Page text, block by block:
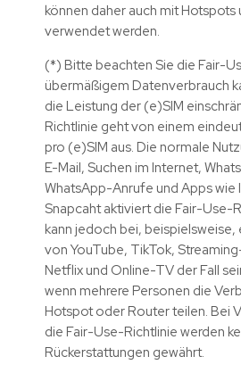
können daher auch mit
verwendet werden.
(*) Bitte beachten Sie die Fair-
übermäßigem Datenverbrauch
die Leistung der (e)SIM
Richtlinie geht von einem
pro (e)SIM aus. Die normale
E-Mail, Suchen im Internet,
WhatsApp-Anrufe und Apps wie
Snapcaht aktiviert die Fair-Use-
kann jedoch bei, beispielsweise,
von YouTube, TikTok,
Netflix und Online-TV der Fall
wenn mehrere Personen die
Hotspot oder Router teilen. Bei
die Fair-Use-Richtlinie werden
Rückerstattungen gewährt.